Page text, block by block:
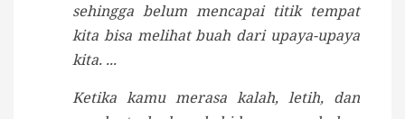
sehingga belum mencapai titik tempat
kita bisa melihat buah dari upaya-upaya
kita. ...
Ketika kamu merasa kalah, letih, dan